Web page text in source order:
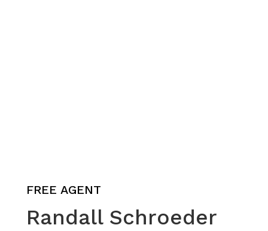
FREE AGENT
Randall Schroeder